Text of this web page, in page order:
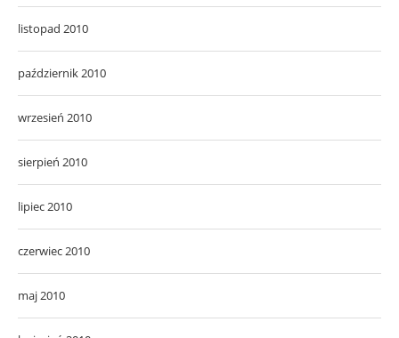
listopad 2010
październik 2010
wrzesień 2010
sierpień 2010
lipiec 2010
czerwiec 2010
maj 2010